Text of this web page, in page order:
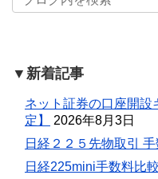
▼新着記事
ネット証券の口座開設
定】
2026年8月3日
日経２２５先物取引
日経225mini手数料比